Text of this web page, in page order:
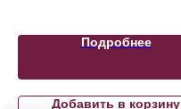
Подробнее
Добавить в корзину